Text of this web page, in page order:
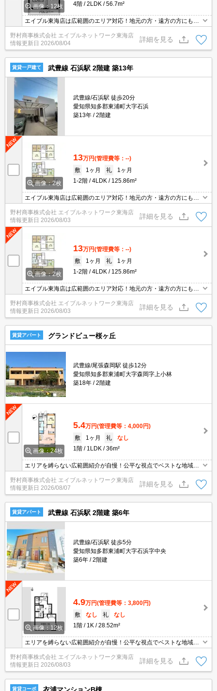
画像：12枚
4階
2LDK 56.7m²
エイブル東海店は広範囲のエリア対応！地元の方・遠方の方にも公
平な視点で提案♪見るだけ・オンライン可！
野村商事株式会社 エイブルネットワーク東海店
情報更新日 2026/08/04
詳細を見る
賃貸一戸建て 武豊線 石浜駅 2階建 築13年
武豊線/石浜駅 徒歩20分
愛知県知多郡東浦町大字石浜
築13年
2階建
画像：2枚
13万円(管理費等：--)
敷
1ヶ月 礼
1ヶ月
1-2階
4LDK 125.86m²
エイブル東海店は広範囲のエリア対応！地元の方・遠方の方にも公
平な視点で提案♪見るだけ・オンライン可！
野村商事株式会社 エイブルネットワーク東海店
情報更新日 2026/08/03
詳細を見る
画像：2枚
13万円(管理費等：--)
敷
1ヶ月 礼
1ヶ月
1-2階
4LDK 125.86m²
エイブル東海店は広範囲のエリア対応！地元の方・遠方の方にも公
平な視点で提案♪見るだけ・オンライン可！
野村商事株式会社 エイブルネットワーク東海店
情報更新日 2026/08/03
詳細を見る
賃貸アパート グランドビュー桜ヶ丘
武豊線/尾張森岡駅 徒歩12分
愛知県知多郡東浦町大字森岡字上小林
築18年
2階建
画像：24枚
5.4万円(管理費等：4,000円)
敷
1ヶ月 礼
なし
1階
1LDK 36m²
エリアを縛らない広範囲紹介が自慢！公平な視点でベストな地域を
ご提案します。現地集合・オンライン対応！
野村商事株式会社 エイブルネットワーク東海店
情報更新日 2026/08/07
詳細を見る
賃貸アパート 武豊線 石浜駅 2階建 築6年
武豊線/石浜駅 徒歩5分
愛知県知多郡東浦町大字石浜字中央
築6年
2階建
画像：12枚
4.9万円(管理費等：3,800円)
敷
なし 礼
なし
1階
1K 28.52m²
エリアを縛らない広範囲紹介が自慢！公平な視点でベストな地域を
ご提案します。現地集合・オンライン対応！
野村商事株式会社 エイブルネットワーク東海店
情報更新日 2026/08/03
詳細を見る
賃貸コーポ